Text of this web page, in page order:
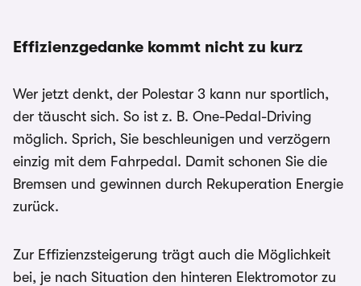
Effizienzgedanke kommt nicht zu kurz
Wer jetzt denkt, der Polestar 3 kann nur sportlich,
der täuscht sich. So ist z. B. One-Pedal-Driving
möglich. Sprich, Sie beschleunigen und verzögern
einzig mit dem Fahrpedal. Damit schonen Sie die
Bremsen und gewinnen durch Rekuperation Energie
zurück.
Zur Effizienzsteigerung trägt auch die Möglichkeit
bei, je nach Situation den hinteren Elektromotor zu